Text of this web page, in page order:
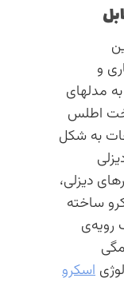
و
مدلهای
اطلس
به شکل
دیزلی،
ساخته
رویه‌ی
اسکرو